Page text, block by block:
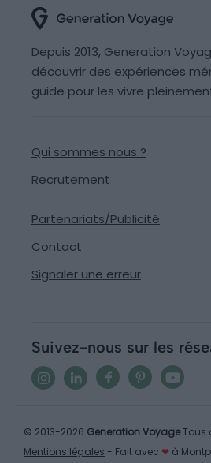
Depuis 2013, Generation
découvrir des expériences
guide pour les vivre
Qui sommes nous ?
Recrutement
Partenariats/Publicité
Contact
Signaler une erreur
Suivez-nous sur les
© 2013-2026 Generation VoyageTous
Mentions légales - Fait avec ❤ à